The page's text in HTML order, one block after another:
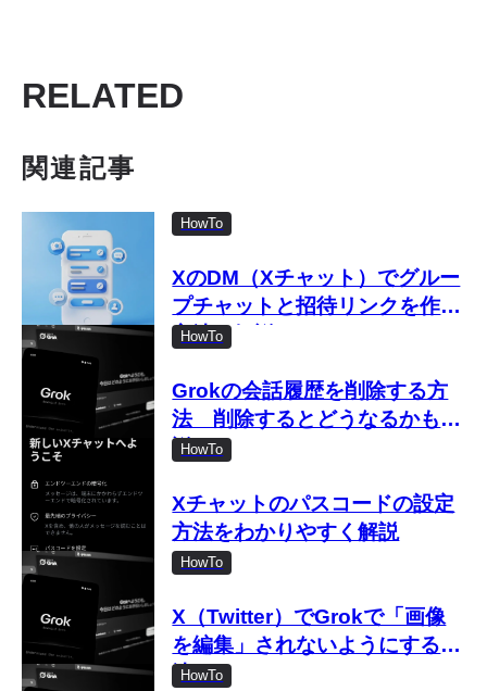
RELATED
関連記事
HowTo
XのDM（Xチャット）でグルー
プチャットと招待リンクを作る
方法を解説
HowTo
Grokの会話履歴を削除する方
法 削除するとどうなるかも解
説HowTo
Xチャットのパスコードの設定
方法をわかりやすく解説
HowTo
X（Twitter）でGrokで「画像
を編集」されないようにする方
法HowTo